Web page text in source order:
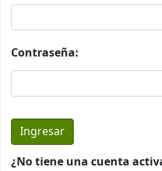
Contraseña:
¿No tiene una cuenta